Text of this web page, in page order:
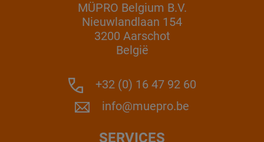
MÜPRO Belgium B.V.
Nieuwlandlaan 154
3200 Aarschot
België
+32 (0) 16 47 92 60
info@muepro.be
SERVICES